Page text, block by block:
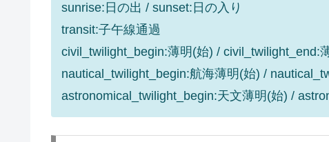
sunrise:日の出 / sunset:日の入り
transit:子午線通過
civil_twilight_begin:薄明(始) / civil_twilight_end:
nautical_twilight_begin:航海薄明(始) /
astronomical_twilight_begin:天文薄明(始) /